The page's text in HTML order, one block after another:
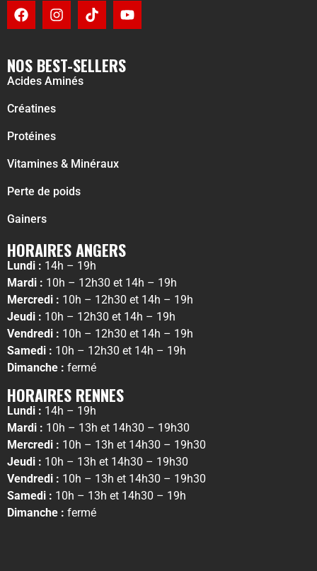
NOS BEST-SELLERS
Acides Aminés
Créatines
Protéines
Vitamines & Minéraux
Perte de poids
Gainers
HORAIRES ANGERS
Lundi : 14h – 19h
Mardi : 10h – 12h30 et 14h – 19h
Mercredi : 10h – 12h30 et 14h – 19h
Jeudi : 10h – 12h30 et 14h – 19h
Vendredi : 10h – 12h30 et 14h – 19h
Samedi : 10h – 12h30 et 14h – 19h
Dimanche : fermé
HORAIRES RENNES
Lundi : 14h – 19h
Mardi : 10h – 13h et 14h30 – 19h30
Mercredi : 10h – 13h et 14h30 – 19h30
Jeudi : 10h – 13h et 14h30 – 19h30
Vendredi : 10h – 13h et 14h30 – 19h30
Samedi : 10h – 13h et 14h30 – 19h
Dimanche : fermé